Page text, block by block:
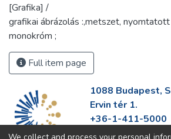
[Grafika] /
grafikai ábrázolás :,metszet,
monokróm ;
Full item page
1088 Budapest,
Ervin tér 1.
+36-1-411-5000
info@fszek.hu